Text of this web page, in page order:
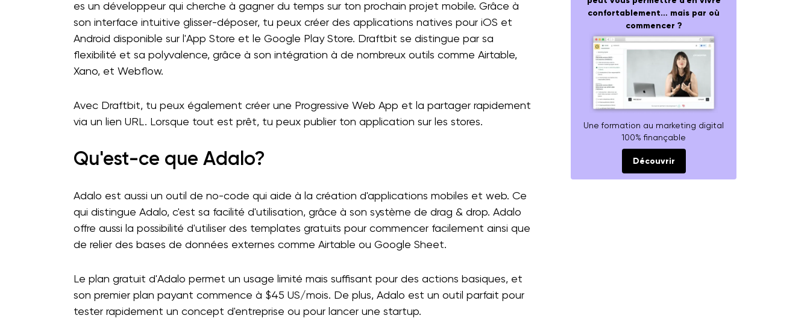
es un développeur qui cherche à gagner du temps sur ton prochain projet mobile. Grâce à
son interface intuitive glisser-déposer, tu peux créer des applications natives pour iOS et
Android disponible sur l'App Store et le Google Play Store. Draftbit se distingue par sa
flexibilité et sa polyvalence, grâce à son intégration à de nombreux outils comme Airtable,
Xano, et Webflow.
Avec Draftbit, tu peux également créer une Progressive Web App et la partager rapidement
via un lien URL. Lorsque tout est prêt, tu peux publier ton application sur les stores.
Qu'est-ce que Adalo?
Adalo est aussi un outil de no-code qui aide à la création d'applications mobiles et web. Ce
qui distingue Adalo, c'est sa facilité d'utilisation, grâce à son système de drag & drop. Adalo
offre aussi la possibilité d'utiliser des templates gratuits pour commencer facilement ainsi que
de relier des bases de données externes comme Airtable ou Google Sheet.
Le plan gratuit d'Adalo permet un usage limité mais suffisant pour des actions basiques, et
son premier plan payant commence à $45 US/mois. De plus, Adalo est un outil parfait pour
tester rapidement un concept d'entreprise ou pour lancer une startup.
confortablement… mais par où
commencer ?
Une formation au marketing digital
100% finançable
Découvrir